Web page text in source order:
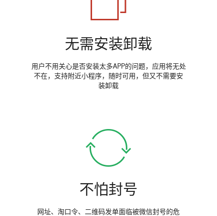
无需安装卸载
用户不用关心是否安装太多APP的问题，应用将无处
不在，支持附近小程序，随时可用，但又不需要安
装卸载
不怕封号
网址、淘口令、二维码发单面临被微信封号的危